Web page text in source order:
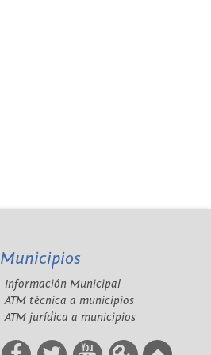
Municipios
Información Municipal
ATM técnica a municipios
ATM jurídica a municipios